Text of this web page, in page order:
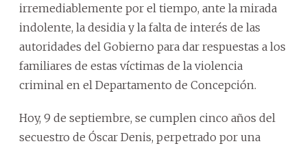
irremediablemente por el tiempo, ante la mirada
indolente, la desidia y la falta de interés de las
autoridades del Gobierno para dar respuestas a los
familiares de estas víctimas de la violencia
criminal en el Departamento de Concepción.
Hoy, 9 de septiembre, se cumplen cinco años del
secuestro de Óscar Denis, perpetrado por una